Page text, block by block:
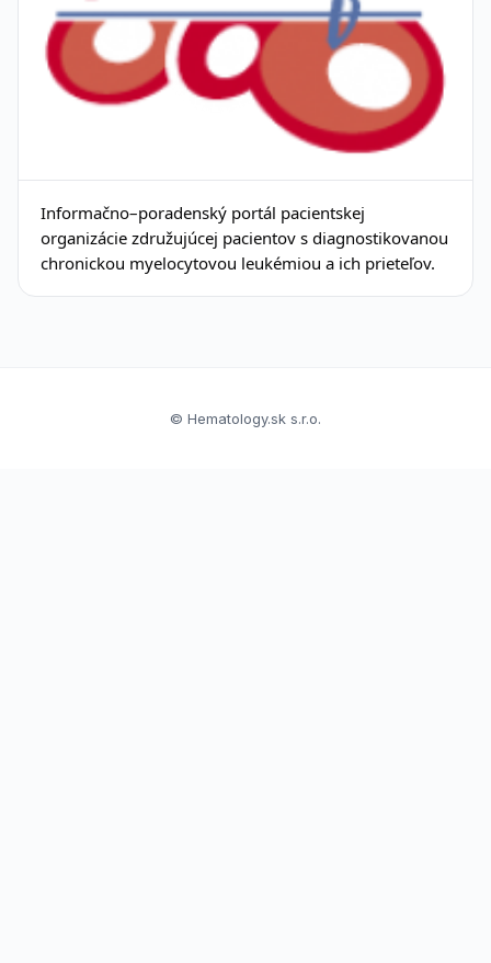
Informačno–poradenský portál pacientskej
organizácie združujúcej pacientov s diagnostikovanou
chronickou myelocytovou leukémiou a ich prieteľov.
© Hematology.sk s.r.o.